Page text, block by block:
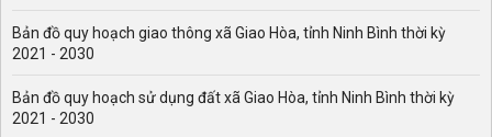
Bản đồ quy hoạch giao thông xã Giao Hòa, tỉnh Ninh Bình thời kỳ
2021 - 2030
Bản đồ quy hoạch sử dụng đất xã Giao Hòa, tỉnh Ninh Bình thời kỳ
2021 - 2030